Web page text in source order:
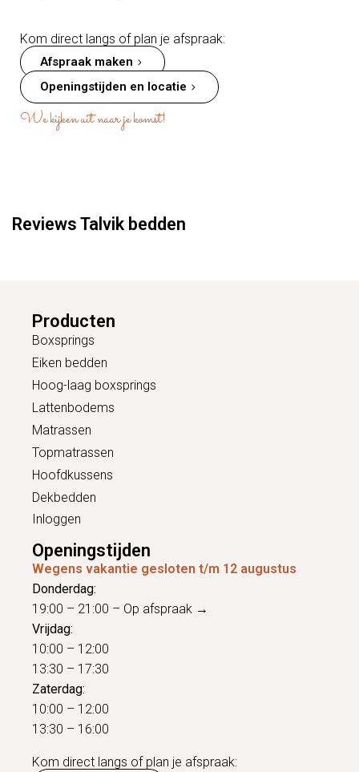
Kom direct langs of plan je afspraak:
Afspraak maken
Openingstijden en locatie
We kijken uit naar je komst!
Reviews Talvik bedden
Producten
Boxsprings
Eiken bedden
Hoog-laag boxsprings
Lattenbodems
Matrassen
Topmatrassen
Hoofdkussens
Dekbedden
Inloggen
Openingstijden
Wegens vakantie gesloten t/m 12 augustus
Donderdag:
19:00 – 21:00 – Op afspraak →
Vrijdag:
10:00 – 12:00
13:30 – 17:30
Zaterdag:
10:00 – 12:00
13:30 – 16:00
Kom direct langs of plan je afspraak: